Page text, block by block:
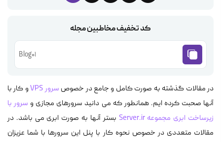
کد تخفیف مخاطبین مجله
Blog01
در مقالات گذشته به صورت کامل و جامع در خصوص سرور VPS
و کار با
آنها صحبت کرده ایم. همانطور که می دانید سرورهای مجازی و سرور با
زیرساخت ابری مجموعه Server.ir
بستر آنها به صورت ابری می باشد. در
مقالات متعددی در خصوص نحوه کار با پنل این سرورها با شما عزیزان